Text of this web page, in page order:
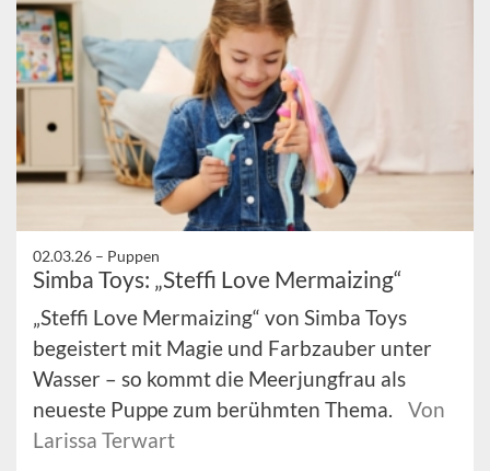
02.03.26 – Puppen
Simba Toys: „Steffi Love Mermaizing“
„Steffi Love Mermaizing“ von Simba Toys
begeistert mit Magie und Farbzauber unter
Wasser – so kommt die Meerjungfrau als
neueste Puppe zum berühmten Thema.
Von
Larissa Terwart